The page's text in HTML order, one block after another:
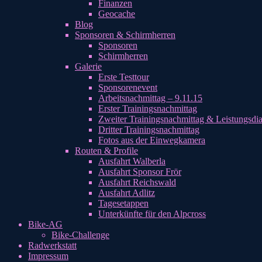
Finanzen
Geocache
Blog
Sponsoren & Schirmherren
Sponsoren
Schirmherren
Galerie
Erste Testtour
Sponsorenevent
Arbeitsnachmittag – 9.11.15
Erster Trainingsnachmittag
Zweiter Trainingsnachmittag &
Dritter Trainingsnachmittag
Fotos aus der Einwegkamera
Routen & Profile
Ausfahrt Walberla
Ausfahrt Sponsor Frör
Ausfahrt Reichswald
Ausfahrt Adlitz
Tagesetappen
Unterkünfte für den Alpcross
Bike-AG
Bike-Challenge
Radwerkstatt
Impressum